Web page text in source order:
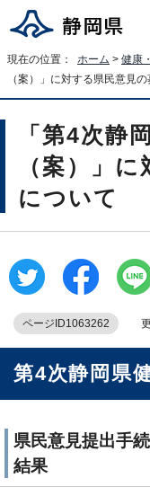
現在の位置： ホーム > 健康
（案）」に対する県民意見
「第4次静
（案）」
について
ページID1063262 更
第4次静岡県
県民意見提出手
結果